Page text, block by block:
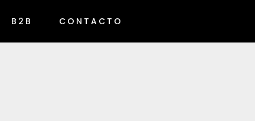
B2B CONTACTO